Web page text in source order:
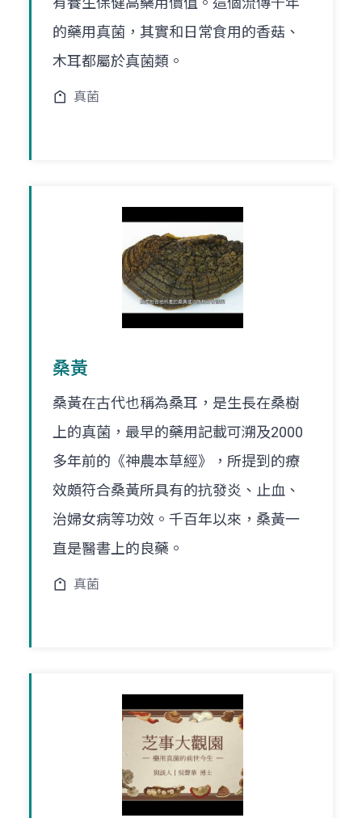
的藥用真菌，其實和日常食用的香菇、
木耳都屬於真菌類。
真菌
桑黃
桑黃在古代也稱為桑耳，是生長在桑樹
上的真菌，最早的藥用記載可溯及2000
多年前的《神農本草經》，所提到的療
效頗符合桑黃所具有的抗發炎、止血、
治婦女病等功效。千百年以來，桑黃一
直是醫書上的良藥。
真菌